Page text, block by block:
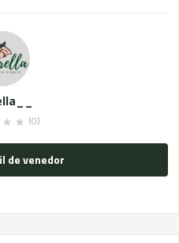
(0)
de venedor